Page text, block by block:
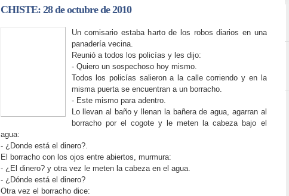
CHISTE: 28 de octubre de 2010
Un comisario estaba harto de los robos diarios en una
panadería vecina.
Reunió a todos los policías y les dijo:
- Quiero un sospechoso hoy mismo.
Todos los policías salieron a la calle corriendo y en la
misma puerta se encuentran a un borracho.
- Este mismo para adentro.
Lo llevan al baño y llenan la bañera de agua, agarran al
borracho por el cogote y le meten la cabeza bajo el
agua:
- ¿Donde está el dinero?.
El borracho con los ojos entre abiertos, murmura:
- ¿El dinero? y otra vez le meten la cabeza en el agua.
- ¿Dónde está el dinero?
Otra vez el borracho dice: